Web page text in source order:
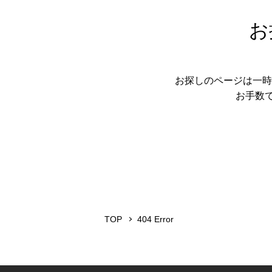
お探しのページは一
お手数
TOP 404 Error